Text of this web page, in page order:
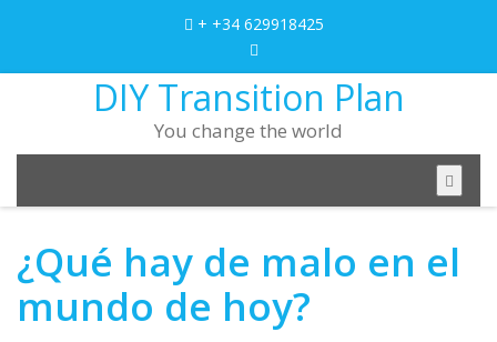
+ +34 629918425
DIY Transition Plan
You change the world
¿Qué hay de malo en el
mundo de hoy?